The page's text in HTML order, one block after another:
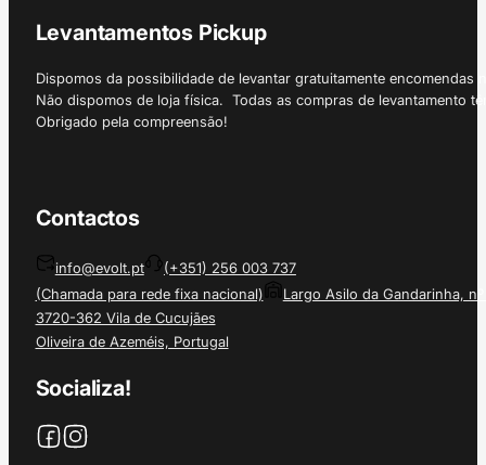
Levantamentos Pickup
Dispomos da possibilidade de levantar gratuitamente
Não dispomos de loja física. Todas as compras de levantamento
Obrigado pela compreensão!
Contactos
info@evolt.pt
(+351) 256 003 737
(Chamada para rede fixa nacional)
Largo Asilo da Gandarinha, nº
3720-362 Vila de Cucujães
Oliveira de Azeméis, Portugal
Socializa!